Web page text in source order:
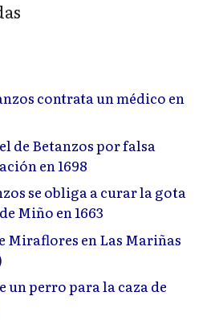
contrata un médico en
de Betanzos por falsa
en 1698
se obliga a curar la gota
Miño en 1663
Miraflores en Las Mariñas
un perro para la caza de